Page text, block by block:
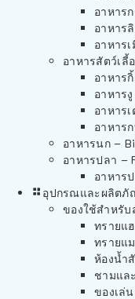
อาหาร
อาหาร
อาหาร
อาหารสัตว์เลี้
อาหาร
อาหาร
อาหาร
อาหาร
อาหารนก –
อาหารปลา –
อาหาร
อุปกรณและผลิตภั
ของใช้สำหรับ
ทรายแ
ทรายแ
ห้องน้ำ
ชามแล
ของเล่